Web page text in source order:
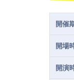
開催
開場
開演